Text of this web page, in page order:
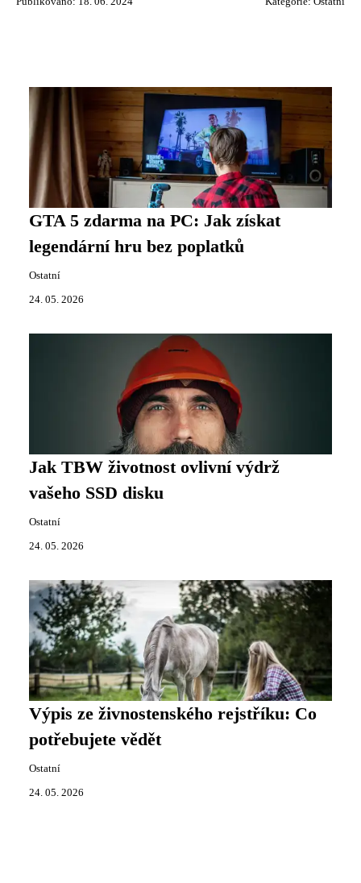
GTA 5 zdarma na PC: Jak získat
legendární hru bez poplatků
Ostatní
24. 05. 2026
Jak TBW životnost ovlivní výdrž
vašeho SSD disku
Ostatní
24. 05. 2026
Výpis ze živnostenského rejstříku: Co
potřebujete vědět
Ostatní
24. 05. 2026